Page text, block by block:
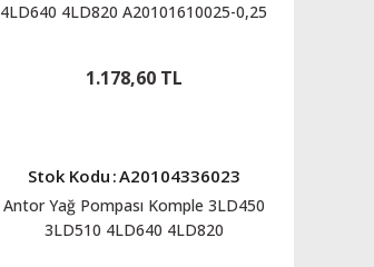
4LD640 4LD820 A20101610025-0,25
1.178,60 TL
Stok Kodu :A20104336023
Antor Yağ Pompası Komple 3LD450
3LD510 4LD640 4LD820